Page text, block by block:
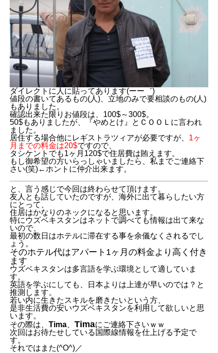
ダイレクトに人に貼ってあります(ーー゛)
値段の書いてあるもの(人)、立地のみで要相談のもの(人)
もありました。
確認出来た限りお値段は、100$～300$。
50$もありましたが、『やめとけ』とＣＯＯＬに言われ
ました。
居住する場合他にレギストラツィアが必要ですが、 1ヶ
月までの料金は20$ですので、
タシケントでも1ヶ月120$で住居費は賄えます。
もし御希望の方いらっしゃいましたら、私までご連絡下
さい(笑)←ホントに仲介出来ます。
と、言う感じで今回は終わらせて頂けます。
友人とも話していたのですが、海外に出て暮らしたい方
にとって、
住居はかなりのネックになると思います。
特にウズベキスタンはネットで調べても情報は出て来な
いので、
最初の数日はホテルに滞在する事を余儀なくされるでし
ょう。
そのホテル代はアパート1ヶ月の料金より高く付き
ます
ウズベキスタンは多言語を学ぶ環境として適していま
す。
英語を学ぶにしても、日本よりは上達が早いのでは？と
推測します。
若い内に生きたスキルを磨きたいという方、
是非生活費の安いウズベキスタンを利用して欲しいと思
います。
その際は、 Tima Timaにご連絡下さいｗｗ
次回はお待たせしている国際線情報を仕上げる予定で
す。
それではまた(^O^)／